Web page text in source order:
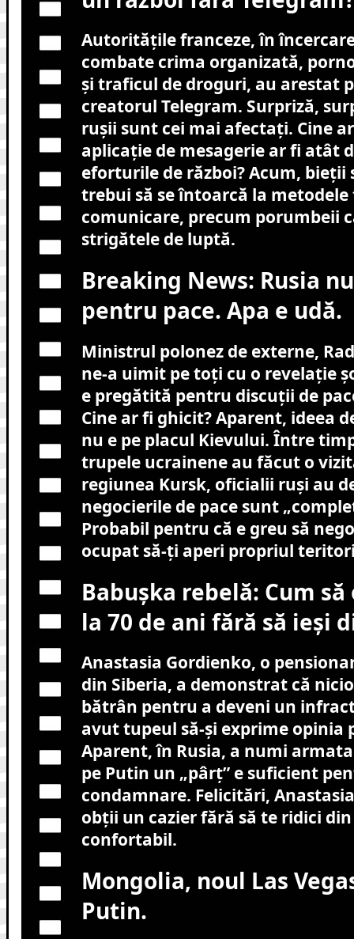
Autoritățile franceze, în
combate crima organizată,
și traficul de droguri, au arestat
creatorul Telegram. Surpriză,
rușii sunt cei mai afectați. Cine
aplicație de mesagerie ar fi atât
eforturile de război? Acum, bieții
trebui să se întoarcă la
comunicare, precum porumbeii
strigătele de luptă.
Breaking News: Rusia
pentru pace. Apa e udă.
Ministrul polonez de externe,
ne-a uimit pe toți cu o revelație
e pregătită pentru discuții de
Cine ar fi ghicit? Aparent, ideea
nu e pe placul Kievului. Între
trupele ucrainene au făcut o
regiunea Kursk, oficialii ruși au
negocierile de pace sunt
Probabil pentru că e greu să
ocupat să-ți aperi propriul
Babușka rebelă: Cum
la 70 de ani fără să ieși
Anastasia Gordienko, o
din Siberia, a demonstrat că
bătrân pentru a deveni un
avut tupeul să-și exprime opinia
Aparent, în Rusia, a numi
pe Putin un „pârț” e suficient
condamnare. Felicitări,
obții un cazier fără să te ridici
confortabil.
Mongolia, noul Las
Putin.